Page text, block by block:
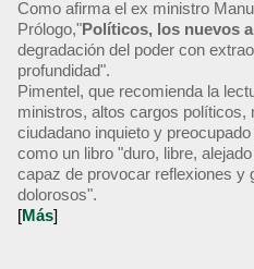
Como afirma el ex ministro
Prólogo,"Políticos, los nuevos
degradación del poder con
profundidad".
Pimentel, que recomienda la
ministros, altos cargos políticos,
ciudadano inquieto y
como un libro "duro, libre,
capaz de provocar reflexiones y
dolorosos".
[Más]